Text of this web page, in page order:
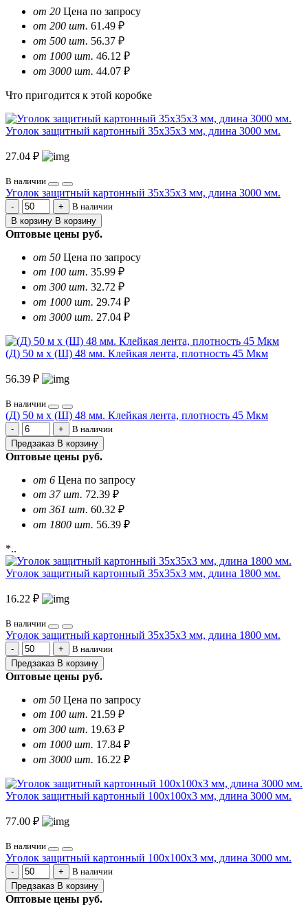
от 20 Цена по запросу
от 200 шт. 61.49 ₽
от 500 шт. 56.37 ₽
от 1000 шт. 46.12 ₽
от 3000 шт. 44.07 ₽
Что пригодится к этой коробке
Уголок защитный картонный 35х35х3 мм, длина 3000 мм.
27.04 ₽
В наличии
Уголок защитный картонный 35х35х3 мм, длина 3000 мм.
В наличии
В корзину В корзину
Оптовые цены руб.
от 50 Цена по запросу
от 100 шт. 35.99 ₽
от 300 шт. 32.72 ₽
от 1000 шт. 29.74 ₽
от 3000 шт. 27.04 ₽
(Д) 50 м х (Ш) 48 мм. Клейкая лента, плотность 45 Мкм
56.39 ₽
В наличии
(Д) 50 м х (Ш) 48 мм. Клейкая лента, плотность 45 Мкм
В наличии
Предзаказ В корзину
Оптовые цены руб.
от 6 Цена по запросу
от 37 шт. 72.39 ₽
от 361 шт. 60.32 ₽
от 1800 шт. 56.39 ₽
*..
Уголок защитный картонный 35х35х3 мм, длина 1800 мм.
16.22 ₽
В наличии
Уголок защитный картонный 35х35х3 мм, длина 1800 мм.
В наличии
Предзаказ В корзину
Оптовые цены руб.
от 50 Цена по запросу
от 100 шт. 21.59 ₽
от 300 шт. 19.63 ₽
от 1000 шт. 17.84 ₽
от 3000 шт. 16.22 ₽
Уголок защитный картонный 100х100х3 мм, длина 3000 мм.
77.00 ₽
В наличии
Уголок защитный картонный 100х100х3 мм, длина 3000 мм.
В наличии
Предзаказ В корзину
Оптовые цены руб.